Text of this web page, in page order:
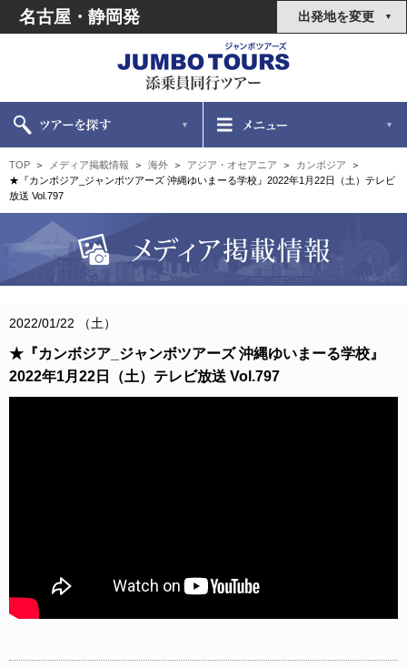
名古屋・静岡発 出発地を変更
TOP メディア掲載情報 海外 アジア・オセアニア
カンボジア
★『カンボジア_ジャンボツアーズ 沖縄ゆいまーる学校』2022年1月22日（土）テレビ
放送 Vol.797
2022/01/22 （土）
★『カンボジア_ジャンボツアーズ 沖縄ゆいまーる学校』
2022年1月22日（土）テレビ放送 Vol.797